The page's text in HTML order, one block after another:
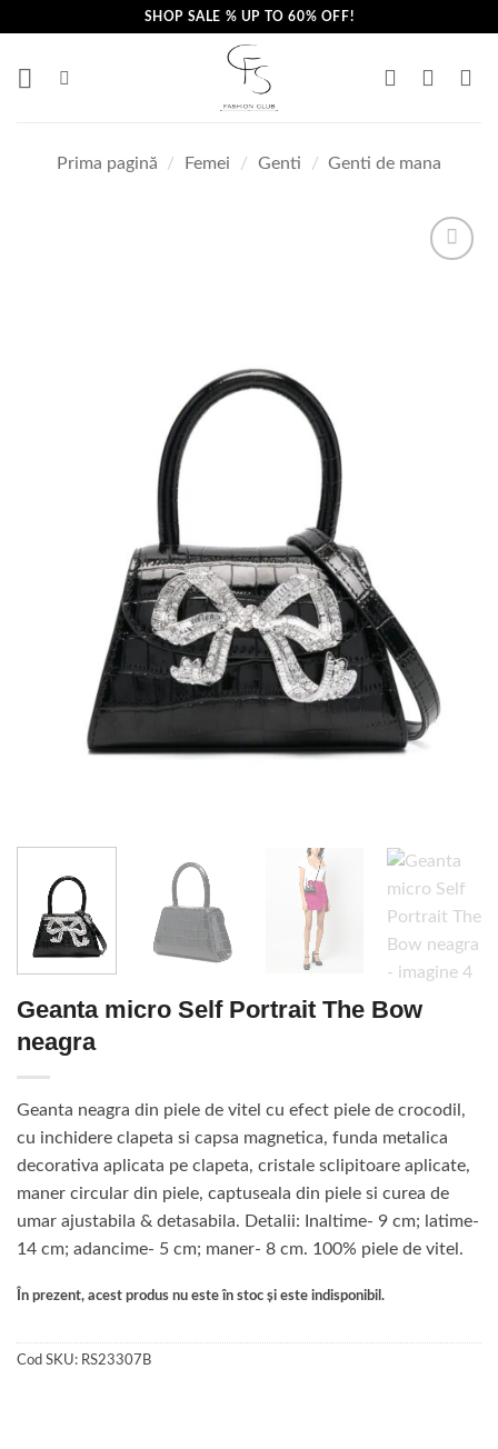
content
SHOP SALE % UP TO 60% OFF!
Prima pagină / Femei / Genti / Genti de mana
Geanta micro Self Portrait The Bow
neagra
Geanta neagra din piele de vitel cu efect piele de crocodil,
cu inchidere clapeta si capsa magnetica, funda metalica
decorativa aplicata pe clapeta, cristale sclipitoare aplicate,
maner circular din piele, captuseala din piele si curea de
umar ajustabila & detasabila. Detalii: Inaltime- 9 cm; latime-
14 cm; adancime- 5 cm; maner- 8 cm. 100% piele de vitel.
În prezent, acest produs nu este în stoc și este indisponibil.
Cod SKU: RS23307B